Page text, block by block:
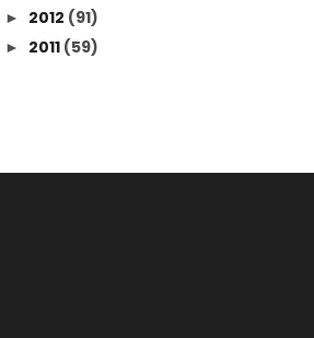
► 2012 (91)
► 2011 (59)